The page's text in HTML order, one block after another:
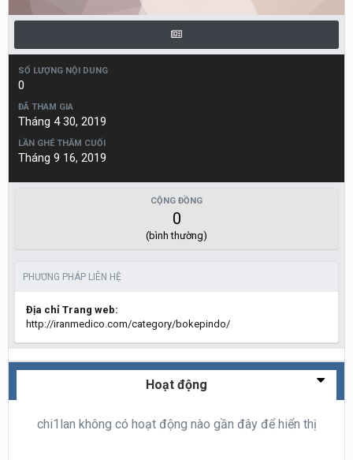
SỐ LƯỢNG NỘI DUNG
0
ĐÃ THAM GIA
Tháng 4 30, 2019
LẦN GHÉ THĂM CUỐI
Tháng 9 16, 2019
CỘNG ĐỒNG
0
(bình thường)
PHƯƠNG PHÁP LIÊN HỆ
Địa chỉ Trang web:
http://iranmedico.com/category/bokepindo/
Hoạt động
chi1lan không có hoạt động nào gần đây để hiển thị